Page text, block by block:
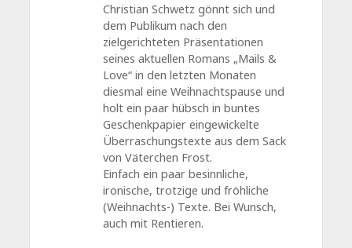
Christian Schwetz gönnt sich und
dem Publikum nach den
zielgerichteten Präsentationen
seines aktuellen Romans „Mails &
Love“ in den letzten Monaten
diesmal eine Weihnachtspause und
holt ein paar hübsch in buntes
Geschenkpapier eingewickelte
Überraschungstexte aus dem Sack
von Väterchen Frost.
Einfach ein paar besinnliche,
ironische, trotzige und fröhliche
(Weihnachts-) Texte. Bei Wunsch,
auch mit Rentieren.